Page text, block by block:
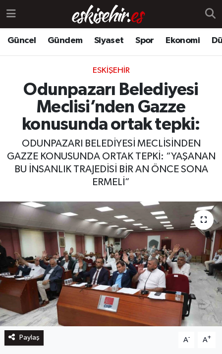
Güncel Gündem Siyaset Spor Ekonomi
ESKIŞEHIR
Odunpazarı Belediyesi
Meclisi’nden Gazze
konusunda ortak tepki:
ODUNPAZARI BELEDİYESİ MECLİSİNDEN
GAZZE KONUSUNDA ORTAK TEPKİ: “YAŞANAN
BU İNSANLIK TRAJEDİSİ BİR AN ÖNCE SONA
ERMELİ”
Paylaş A- A+